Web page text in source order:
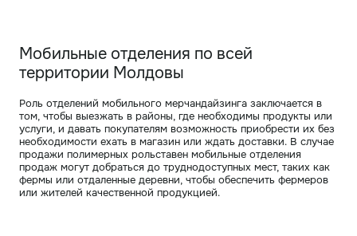
Мобильные отделения по всей
территории Молдовы
Роль отделений мобильного мерчандайзинга заключается в
том, чтобы выезжать в районы, где необходимы продукты или
услуги, и давать покупателям возможность приобрести их без
необходимости ехать в магазин или ждать доставки. В случае
продажи полимерных рольставен мобильные отделения
продаж могут добраться до труднодоступных мест, таких как
фермы или отдаленные деревни, чтобы обеспечить фермеров
или жителей качественной продукцией.